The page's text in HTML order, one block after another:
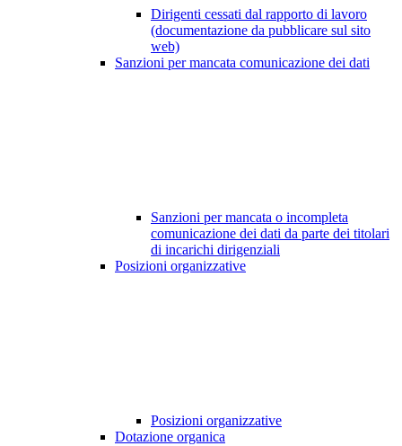
Dirigenti cessati dal rapporto di lavoro
(documentazione da pubblicare sul sito
web)
Sanzioni per mancata comunicazione dei dati
Sanzioni per mancata o incompleta
comunicazione dei dati da parte dei titolari
di incarichi dirigenziali
Posizioni organizzative
Posizioni organizzative
Dotazione organica